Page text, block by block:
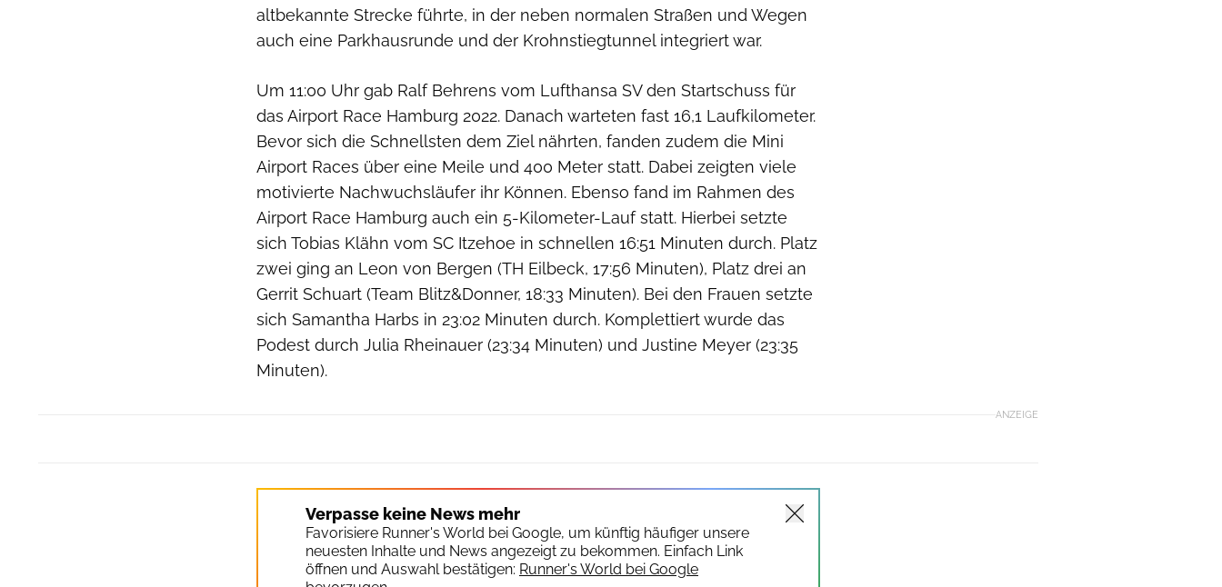
altbekannte Strecke führte, in der neben normalen Straßen und Wegen
auch eine Parkhausrunde und der Krohnstiegtunnel integriert war.
Um 11:00 Uhr gab Ralf Behrens vom Lufthansa SV den Startschuss für
das Airport Race Hamburg 2022. Danach warteten fast 16,1 Laufkilometer.
Bevor sich die Schnellsten dem Ziel nährten, fanden zudem die Mini
Airport Races über eine Meile und 400 Meter statt. Dabei zeigten viele
motivierte Nachwuchsläufer ihr Können. Ebenso fand im Rahmen des
Airport Race Hamburg auch ein 5-Kilometer-Lauf statt. Hierbei setzte
sich Tobias Klähn vom SC Itzehoe in schnellen 16:51 Minuten durch. Platz
zwei ging an Leon von Bergen (TH Eilbeck, 17:56 Minuten), Platz drei an
Gerrit Schuart (Team Blitz&Donner, 18:33 Minuten). Bei den Frauen setzte
sich Samantha Harbs in 23:02 Minuten durch. Komplettiert wurde das
Podest durch Julia Rheinauer (23:34 Minuten) und Justine Meyer (23:35
Minuten).
ANZEIGE
Verpasse keine News mehr
Favorisiere Runner's World bei Google, um künftig häufiger unsere
neuesten Inhalte und News angezeigt zu bekommen. Einfach Link
öffnen und Auswahl bestätigen: Runner's World bei Google